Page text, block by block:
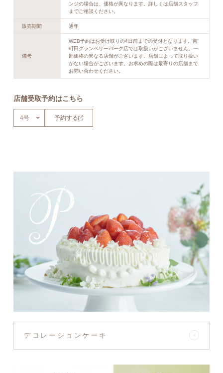
ンジの場合は、価格が異なります。詳しくは店舗スタッフ
までご相談ください。
販売期間 通年
備考
WEB予約はお受け取りの4日前までの受付となります。南
町田グランベリーパーク店では取扱いがございません。一
部価格の異なる店舗がございます。店舗によって取り扱い
がない場合がございます。お求めの際は最寄りの店舗まで
お問い合わせください。
店舗受取予約はこちら
予約する
デコレーションケーキ